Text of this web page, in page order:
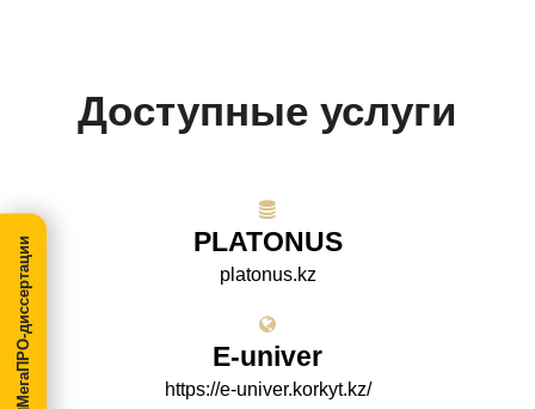
Доступные услуги
PLATONUS
platonus.kz
E-univer
https://e-univer.korkyt.kz/
МегаПРО-диссертации